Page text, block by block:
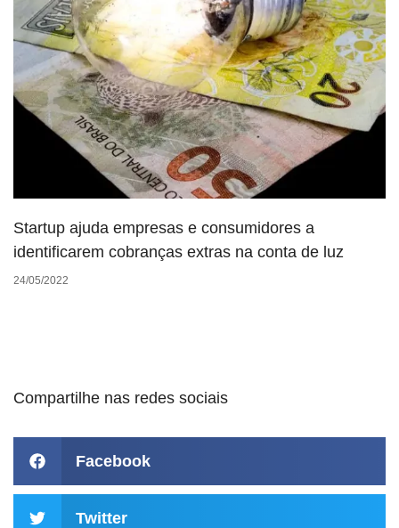
Startup ajuda empresas e consumidores a
identificarem cobranças extras na conta de luz
24/05/2022
Compartilhe nas redes sociais
Facebook
Twitter